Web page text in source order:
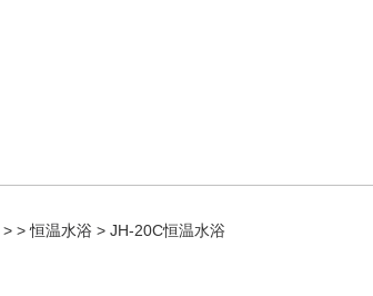
> >恒温水浴 > JH-20C恒温水浴